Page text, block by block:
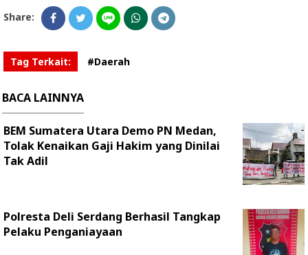
Share:
Tag Terkait: #Daerah
BACA LAINNYA
BEM Sumatera Utara Demo PN Medan,
Tolak Kenaikan Gaji Hakim yang Dinilai
Tak Adil
Polresta Deli Serdang Berhasil Tangkap
Pelaku Penganiayaan